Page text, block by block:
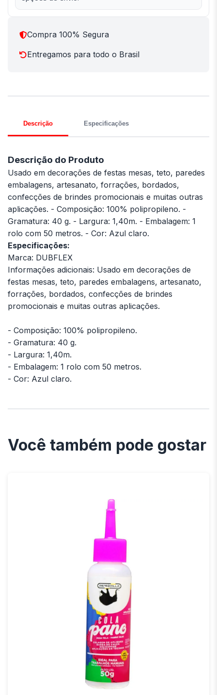
Compra 100% Segura
Entregamos para todo o Brasil
Descrição Especificações
Descrição do Produto
Usado em decorações de festas mesas, teto, paredes
embalagens, artesanato, forrações, bordados,
confecções de brindes promocionais e muitas outras
aplicações. - Composição: 100% polipropileno. -
Gramatura: 40 g. - Largura: 1,40m. - Embalagem: 1
rolo com 50 metros. - Cor: Azul claro.
Especificações:
Marca: DUBFLEX
Informações adicionais: Usado em decorações de
festas mesas, teto, paredes embalagens, artesanato,
forrações, bordados, confecções de brindes
promocionais e muitas outras aplicações.
- Composição: 100% polipropileno.
- Gramatura: 40 g.
- Largura: 1,40m.
- Embalagem: 1 rolo com 50 metros.
- Cor: Azul claro.
Você também pode gostar